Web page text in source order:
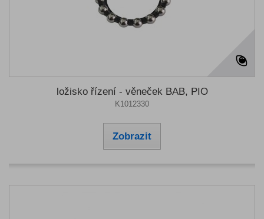
ložisko řízení - věneček BAB, PIO
K1012330
Zobrazit